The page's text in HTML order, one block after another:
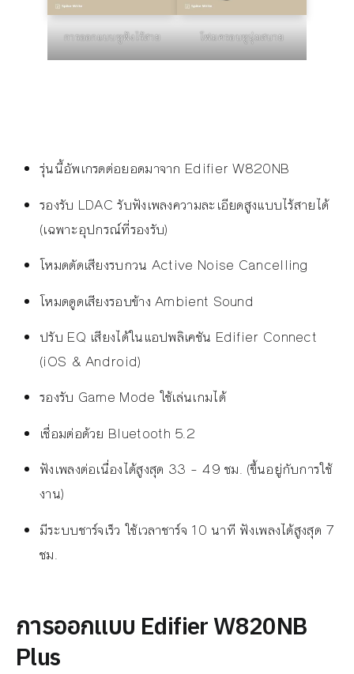
การออกแบบหูฟังไร้สาย โฟมครอบหูนุ่มสบาย
รุ่นนี้อัพเกรดต่อยอดมาจาก Edifier W820NB
รองรับ LDAC รับฟังเพลงความละเอียดสูงแบบไร้สายได้
(เฉพาะอุปกรณ์ที่รองรับ)
โหมดตัดเสียงรบกวน Active Noise Cancelling
โหมดดูดเสียงรอบข้าง Ambient Sound
ปรับ EQ เสียงได้ในแอปพลิเคชัน Edifier Connect
(iOS & Android)
รองรับ Game Mode ใช้เล่นเกมได้
เชื่อมต่อด้วย Bluetooth 5.2
ฟังเพลงต่อเนื่องได้สูงสุด 33 – 49 ชม. (ขึ้นอยู่กับการใช้
งาน)
มีระบบชาร์จเร็ว ใช้เวลาชาร์จ 10 นาที ฟังเพลงได้สูงสุด 7
ชม.
การออกแบบ Edifier W820NB
Plus